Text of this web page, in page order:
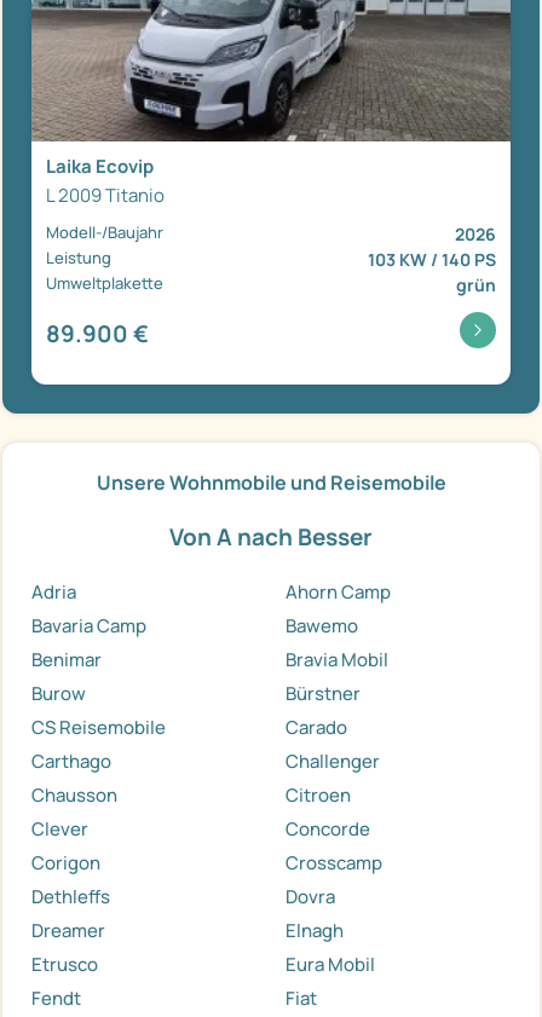
Laika Ecovip
L 2009 Titanio
Modell-/Baujahr 2026
Leistung 103 KW / 140 PS
Umweltplakette grün
89.900 €
Unsere Wohnmobile und Reisemobile
Von A nach Besser
Adria
Ahorn Camp
Bavaria Camp
Bawemo
Benimar
Bravia Mobil
Burow
Bürstner
CS Reisemobile
Carado
Carthago
Challenger
Chausson
Citroen
Clever
Concorde
Corigon
Crosscamp
Dethleffs
Dovra
Dreamer
Elnagh
Etrusco
Eura Mobil
Fendt
Fiat